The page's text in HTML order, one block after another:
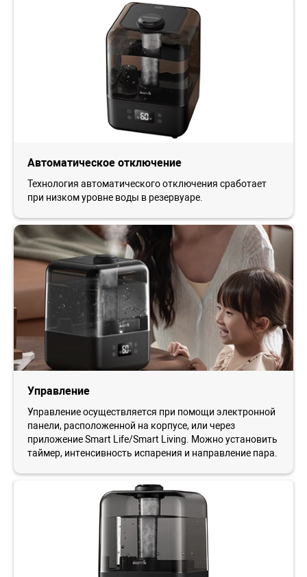
Автоматическое отключение
Технология автоматического отключения сработает
при низком уровне воды в резервуаре.
Управление
Управление осуществляется при помощи электронной
панели, расположенной на корпусе, или через
приложение Smart Life/Smart Living. Можно установить
таймер, интенсивность испарения и направление пара.